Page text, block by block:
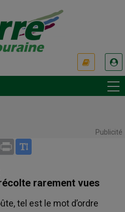
Publicité
Email Print
rarement vues
tel est le mot d’ordre